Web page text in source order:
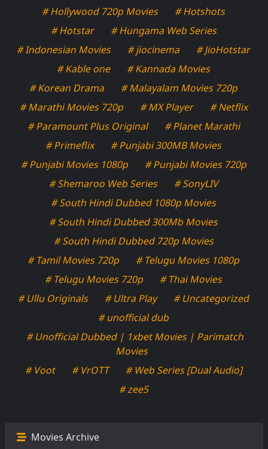
# Hollywood 720p Movies
# Hotshots
# Hotstar
# Hungama Web Series
# Indonesian Movies
# jiocinema
# JioHotstar
# Kable one
# Kannada Movies
# Korean Drama
# Malayalam Movies 720p
# Marathi Movies 720p
# MX Player
# Netflix
# Paramount Plus Original
# Planet Marathi
# Primeflix
# Punjabi 300MB Movies
# Punjabi Movies 1080p
# Punjabi Movies 720p
# Shemaroo Web Series
# SonyLIV
# South Hindi Dubbed 1080p Movies
# South Hindi Dubbed 300Mb Movies
# South Hindi Dubbed 720p Movies
# Tamil Movies 720p
# Telugu Movies 1080p
# Telugu Movies 720p
# Thai Movies
# Ullu Originals
# Ultra Play
# Uncategorized
# unofficial dub
# Unofficial Dubbed | 1xbet Movies | Parimatch
Movies
# Voot
# VrOTT
# Web Series [Dual Audio]
# zee5
Movies Archive